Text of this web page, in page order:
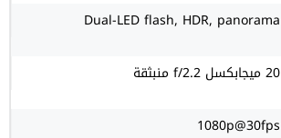
Dual-LED flash, HDR, panorama
20 ميجابكسل f/2.2 منبثقة
1080p@30fps